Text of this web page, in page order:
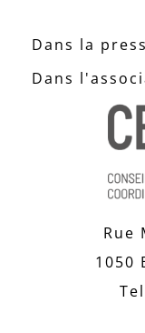
Dans la
Dans
Rue
1050